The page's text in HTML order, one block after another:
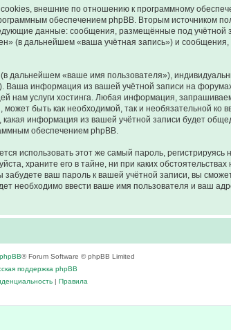
внешние по отношению к программному
обеспечением phpBB. Вторым источником
данные: сообщения, размещённые под учётной
(в дальнейшем «ваша учётная запись») и
дальнейшем «ваше имя пользователя»),
информация из вашей учётной записи на
услуги хостинга. Любая информация,
быть как необходимой, так и необязательной ко
информация из вашей учётной записи будет
обеспечением phpBB.
этот же самый пароль, регистрируясь
храните его в тайне, ни при каких
ваш пароль к вашей учётной записи, вы
ввести ваше имя пользователя и ваш
phpBB® Forum Software © phpBB Limited
поддержка phpBB
| Правила